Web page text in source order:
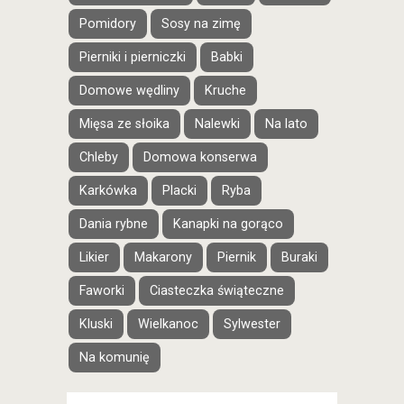
Pomidory Sosy na zimę
Pierniki i pierniczki Babki
Domowe wędliny Kruche
Mięsa ze słoika Nalewki Na lato
Chleby Domowa konserwa
Karkówka Placki Ryba
Dania rybne Kanapki na gorąco
Likier Makarony Piernik Buraki
Faworki Ciasteczka świąteczne
Kluski Wielkanoc Sylwester
Na komunię